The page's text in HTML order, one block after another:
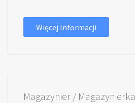
Więcej Informacji
Magazynier / Magazynierka